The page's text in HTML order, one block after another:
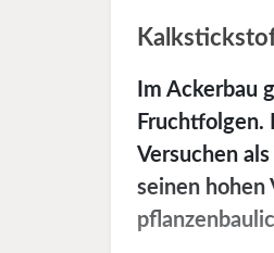
Im Ackerbau
Versuchen
seinen hohen